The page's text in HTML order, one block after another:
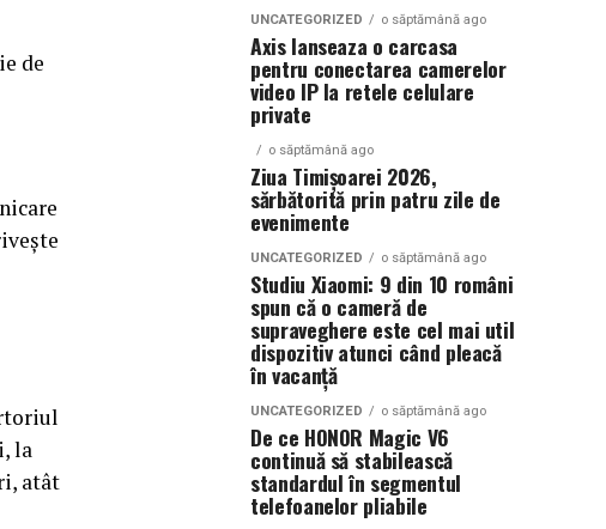
de
la
atât
UNCATEGORIZED o săptămână ago
Axis lanseaza o carcasa
pentru conectarea camerelor
video IP la retele celulare
private
o săptămână ago
Ziua Timișoarei 2026,
sărbătorită prin patru zile de
evenimente
UNCATEGORIZED o săptămână ago
Studiu Xiaomi: 9 din 10 români
spun că o cameră de
supraveghere este cel mai util
dispozitiv atunci când pleacă
în vacanță
UNCATEGORIZED o săptămână ago
De ce HONOR Magic V6
continuă să stabilească
standardul în segmentul
telefoanelor pliabile